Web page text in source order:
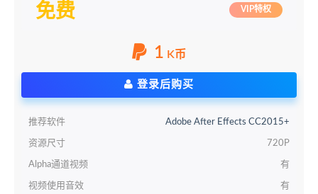
免费 VIP特权
1 K币
登录后购买
推荐软件 Adobe After Effects CC2015+
资源尺寸 720P
Alpha通道视频 有
视频使用音效 有